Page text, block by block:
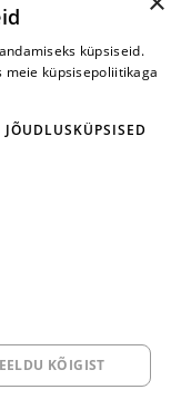
küpsiseid.
meie küpsisepoliitikaga
JÕUDLUSKÜPSISED
KÕIGIST